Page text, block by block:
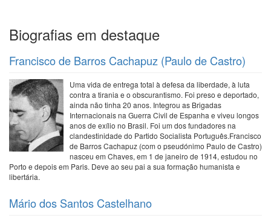
Biografias em destaque
Francisco de Barros Cachapuz (Paulo de Castro)
Uma vida de entrega total à defesa da liberdade, à luta
contra a tirania e o obscurantismo. Foi preso e deportado,
ainda não tinha 20 anos. Integrou as Brigadas
Internacionais na Guerra Civil de Espanha e viveu longos
anos de exílio no Brasil. Foi um dos fundadores na
clandestinidade do Partido Socialista Português.Francisco
de Barros Cachapuz (com o pseudónimo Paulo de Castro)
nasceu em Chaves, em 1 de janeiro de 1914, estudou no
Porto e depois em Paris. Deve ao seu pai a sua formação humanista e
libertária.
Mário dos Santos Castelhano